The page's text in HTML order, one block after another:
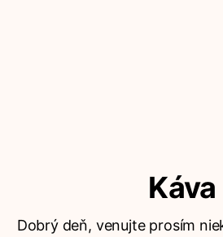
Káva
Dobrý deň, venujte prosím